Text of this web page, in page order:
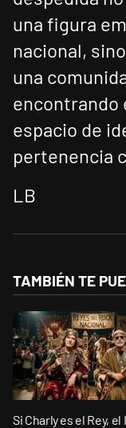
una figura
nacional,
una
encontrando
espacio de
pertenencia
LB
TAMBIÉN TE
Si Charly es el Rey, el